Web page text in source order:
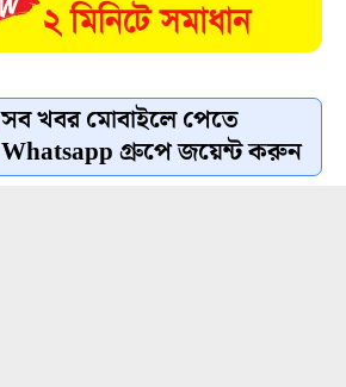
সব খবর মোবাইলে পেতে
Whatsapp গ্রুপে জয়েন্ট করুন